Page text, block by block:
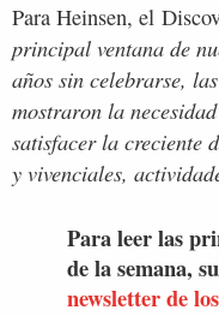
Para Heinsen, el
principal ventana de
años sin celebrarse,
mostraron la
satisfacer la creciente
y vivenciales,
Para leer las
de la semana,
newsletter de